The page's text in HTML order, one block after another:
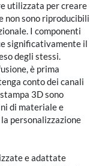
utilizzata per creare
non sono riproducibili
I componenti
significativamente il
degli stessi.
è prima
conto dei canali
3D sono
di materiale e
personalizzazione
e adattate